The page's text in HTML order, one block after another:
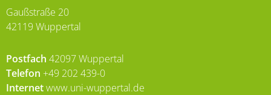
Gaußstraße 20
42119 Wuppertal
Postfach 42097 Wuppertal
Telefon +49 202 439-0
Internetwww.uni-wuppertal.de